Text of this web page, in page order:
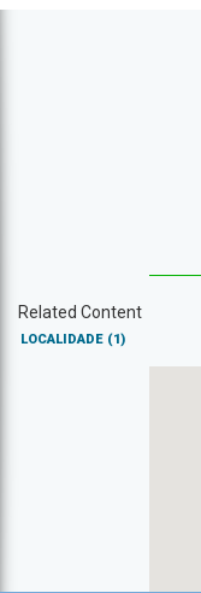
Related Content
LOCALIDADE (1)